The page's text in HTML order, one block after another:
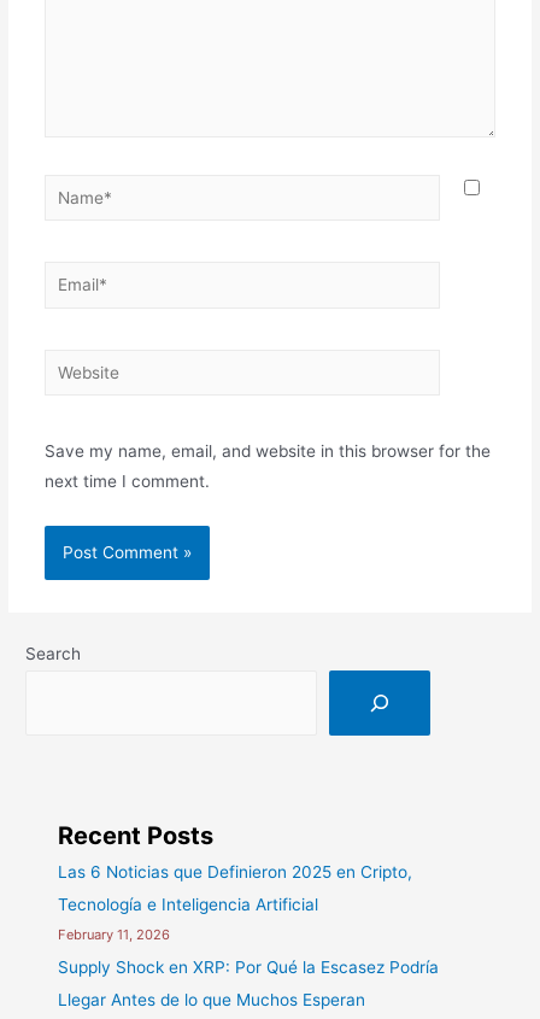
Save my name, email, and website in this browser for the
next time I comment.
Search
Recent Posts
Las 6 Noticias que Definieron 2025 en Cripto,
Tecnología e Inteligencia Artificial
February 11, 2026
Supply Shock en XRP: Por Qué la Escasez Podría
Llegar Antes de lo que Muchos Esperan